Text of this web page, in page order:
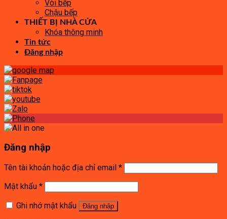
Vòi bếp
Chậu bếp
THIẾT BỊ NHÀ CỬA
Khóa thông minh
Tin tức
Đăng nhập
Đăng nhập
Tên tài khoản hoặc địa chỉ email *
Mật khẩu *
Ghi nhớ mật khẩu
Đăng nhập